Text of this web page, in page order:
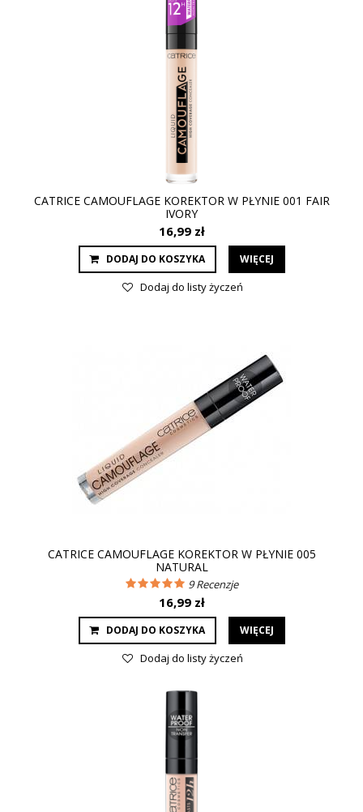
CATRICE CAMOUFLAGE KOREKTOR W PŁYNIE 001 FAIR
IVORY
16,99 zł
DODAJ DO KOSZYKA WIĘCEJ
Dodaj do listy życzeń
CATRICE CAMOUFLAGE KOREKTOR W PŁYNIE 005
NATURAL
9Recenzje
16,99 zł
DODAJ DO KOSZYKA WIĘCEJ
Dodaj do listy życzeń